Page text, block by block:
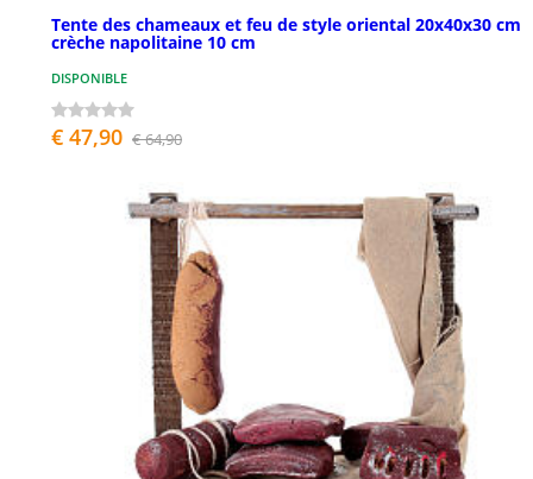
Tente des chameaux et feu de style oriental 20x40x30 cm
crèche napolitaine 10 cm
DISPONIBLE
€ 47,90 € 64,90